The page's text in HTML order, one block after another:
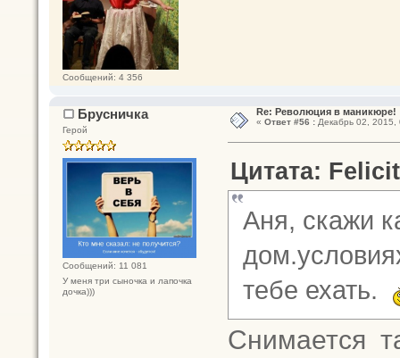
Сообщений: 4 356
Брусничка
Герой
Сообщений: 11 081
У меня три сыночка и лапочка
дочка)))
Re: Революция в маникюре!
« Ответ #56 :Декабрь 02, 2015,
Цитата:
Аня, скажи
тебе ехать.
Снимается